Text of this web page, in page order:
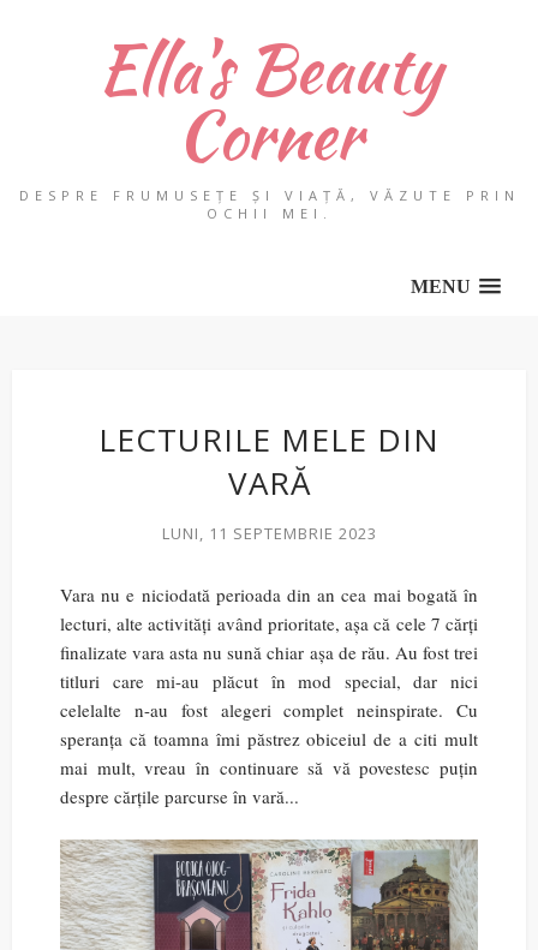
Ella's Beauty
Corner
DESPRE FRUMUSEȚE ȘI VIAȚĂ, VĂZUTE PRIN
OCHII MEI.
MENU
LECTURILE MELE DIN
VARĂ
LUNI, 11 SEPTEMBRIE 2023
Vara nu e niciodată perioada din an cea mai bogată în
lecturi, alte activități având prioritate, așa că cele 7 cărți
finalizate vara asta nu sună chiar așa de rău. Au fost trei
titluri care mi-au plăcut în mod special, dar nici
celelalte n-au fost alegeri complet neinspirate. Cu
speranța că toamna îmi păstrez obiceiul de a citi mult
mai mult, vreau în continuare să vă povestesc puțin
despre cărțile parcurse în vară...